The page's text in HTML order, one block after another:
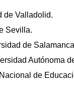
de Valladolid.
Sevilla.
de
Autónoma
de